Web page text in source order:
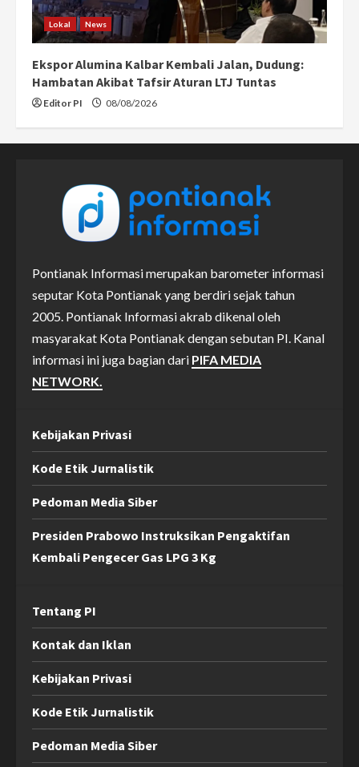
Lokal News
Ekspor Alumina Kalbar Kembali Jalan, Dudung:
Hambatan Akibat Tafsir Aturan LTJ Tuntas
Editor PI 08/08/2026
Pontianak Informasi merupakan barometer informasi
seputar Kota Pontianak yang berdiri sejak tahun
2005. Pontianak Informasi akrab dikenal oleh
masyarakat Kota Pontianak dengan sebutan PI. Kanal
informasi ini juga bagian dari PIFA MEDIA
NETWORK.
Kebijakan Privasi
Kode Etik Jurnalistik
Pedoman Media Siber
Presiden Prabowo Instruksikan Pengaktifan
Kembali Pengecer Gas LPG 3 Kg
Tentang PI
Kontak dan Iklan
Kebijakan Privasi
Kode Etik Jurnalistik
Pedoman Media Siber